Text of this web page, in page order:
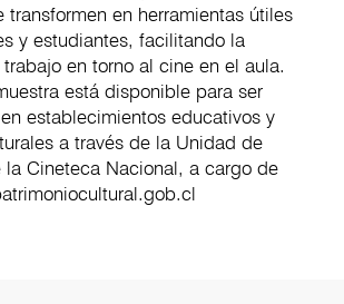
transformen en herramientas útiles
y estudiantes, facilitando la
en torno al cine en el aula.
está disponible para ser
establecimientos educativos y
a través de la Unidad de
la Cineteca Nacional, a cargo de